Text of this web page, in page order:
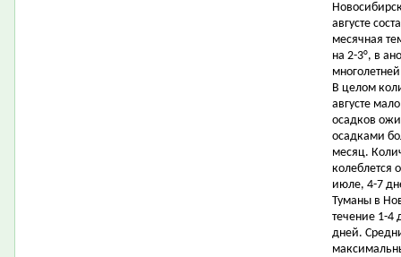
августе
месячная
на 2-3°, в
В целом
августе
осадков
осадками
месяц.
колеблется
июле, 4-7
Туманы в
течение 1-4
дней.